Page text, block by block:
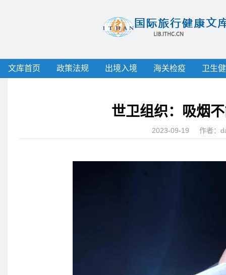
文库首页 政策法规 出境入境 海关检疫 卫生
世卫组织：吸烟
2023-09-19 作者：